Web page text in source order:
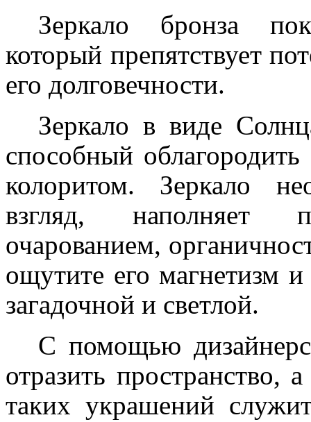
Зеркало бронза
который препятствует
его долговечности.
Зеркало в виде
способный
колоритом. Зеркало
взгляд, наполняет
очарованием,
ощутите его магнетизм
загадочной и светлой.
С помощью
отразить пространство,
таких украшений